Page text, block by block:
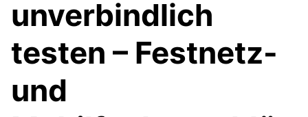
unverbindlich
testen – Festnetz-
und